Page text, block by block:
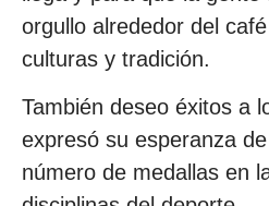
orgullo alrededor del
culturas y tradición.
También deseo éxitos a
expresó su esperanza
número de medallas en